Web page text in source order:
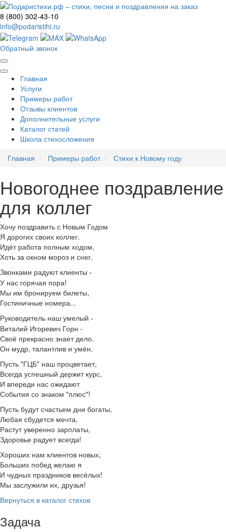
8 (800) 302-43-10
info@podaristihi.ru
Обратный звонок
Главная
Услуги
Примеры работ
Отзывы клиентов
Дополнительные услуги
Каталог статей
Школа стихосложения
Главная
Примеры работ Стихи к Новому году
Новогоднее поздравление
для коллег
Хочу поздравить с Новым Годом
Я дорогих своих коллег.
Идёт работа полным ходом,
Хоть за окном мороз и снег.
Звонками радуют клиенты -
У нас горячая пора!
Мы им бронируем билеты,
Гостиничные номера...
Руководитель наш умелый -
Виталий Игоревич Горн -
Своё прекрасно знает дело.
Он мудр, талантлив и умён.
Пусть "ГЦБ" наш процветает,
Всегда успешный держит курс,
И впереди нас ожидают
События со знаком "плюс"!
Пусть будут счастьем дни богаты,
Любая сбудется мечта,
Растут уверенно зарплаты,
Здоровье радует всегда!
Хороших нам клиентов новых,
Больших побед желаю я
И чудных праздников весёлых!
Мы заслужили их, друзья!
Вернуться в каталог стихов
Задача